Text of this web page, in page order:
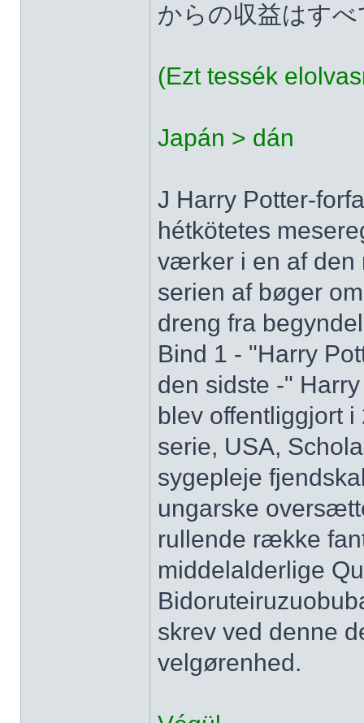
からの収益はすべ
(Ezt tessék
Japán > dán
J Harry Potter-
hétkötetes
værker i en af den
serien af bøger
dreng fra
Bind 1 - "Harry
den sidste -"
blev offentliggjort
serie, USA,
sygepleje
ungarske
rullende række
middelalderlige
skrev ved denne
velgørenhed.